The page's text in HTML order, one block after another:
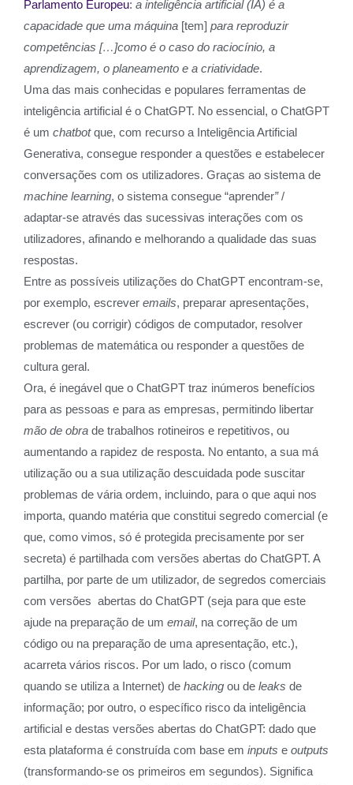
Parlamento Europeu: a inteligência artificial (IA) é a
capacidade que uma máquina [tem] para reproduzir
competências […]como é o caso do raciocínio, a
aprendizagem, o planeamento e a criatividade.
Uma das mais conhecidas e populares ferramentas de
inteligência artificial é o ChatGPT. No essencial, o ChatGPT
é um chatbotque, com recurso a Inteligência Artificial
Generativa, consegue responder a questões e estabelecer
conversações com os utilizadores. Graças ao sistema de
machine learning, o sistema consegue “aprender”/
adaptar-se através das sucessivas interações com os
utilizadores, afinando e melhorando a qualidade das suas
respostas.
Entre as possíveis utilizações do ChatGPT encontram-se,
por exemplo, escrever emails, preparar apresentações,
escrever (ou corrigir) códigos de computador, resolver
problemas de matemática ou responder a questões de
cultura geral.
Ora, é inegável que o ChatGPT traz inúmeros benefícios
para as pessoas e para as empresas, permitindo libertar
mão de obra de trabalhos rotineiros e repetitivos, ou
aumentando a rapidez de resposta. No entanto, a sua má
utilização ou a sua utilização descuidada pode suscitar
problemas de vária ordem, incluindo, para o que aqui nos
importa, quando matéria que constitui segredo comercial (e
que, como vimos, só é protegida precisamente por ser
secreta) é partilhada com versões abertas do ChatGPT. A
partilha, por parte de um utilizador, de segredos comerciais
com versões abertas do ChatGPT (seja para que este
ajude na preparação de um email, na correção de um
código ou na preparação de uma apresentação, etc.),
acarreta vários riscos. Por um lado, o risco (comum
quando se utiliza a Internet) de hacking ou de leaks de
informação; por outro, o específico risco da inteligência
artificial e destas versões abertas do ChatGPT: dado que
esta plataforma é construída com base em inputs e outputs
(transformando-se os primeiros em segundos). Significa